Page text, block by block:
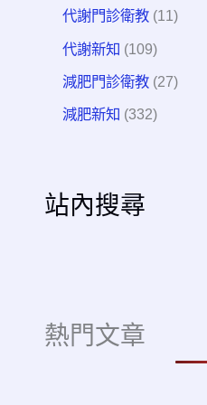
代謝門診衛教 (11)
代謝新知 (109)
減肥門診衛教 (27)
減肥新知 (332)
站內搜尋
熱門文章